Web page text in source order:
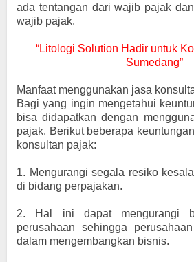
ada tentangan dari wajib pajak
wajib pajak.
“Litologi Solution Hadir untuk
Sumedang”
Manfaat menggunakan jasa
Bagi yang ingin mengetahui
bisa didapatkan dengan
pajak. Berikut beberapa
konsultan pajak:
1. Mengurangi segala resiko
di bidang perpajakan.
2.
Hal ini dapat mengurangi
perusahaan sehingga
dalam mengembangkan bisnis.